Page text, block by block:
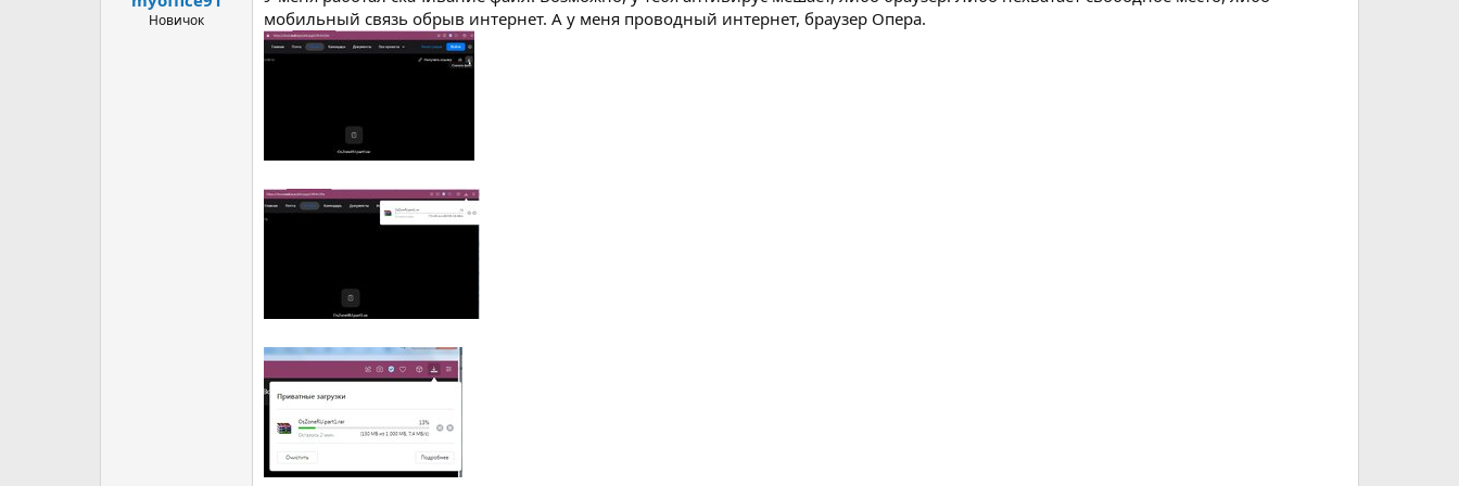
Новичок
мобильный связь обрыв интернет. А у меня проводный интернет, браузер Опера.